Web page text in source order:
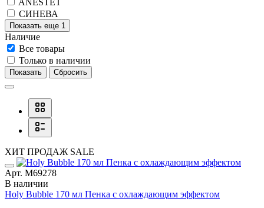
СИНЕВА
Показать еще 1
Наличие
Все товары
Только в наличии
Показать Сбросить
ХИТ ПРОДАЖ SALE
Арт. М69278
В наличии
Holy Bubble 170 мл Пенка с охлаждающим эффектом